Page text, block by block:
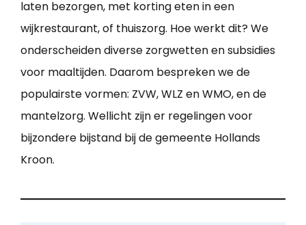
laten bezorgen, met korting eten in een
wijkrestaurant, of thuiszorg. Hoe werkt dit? We
onderscheiden diverse zorgwetten en subsidies
voor maaltijden. Daarom bespreken we de
populairste vormen: ZVW, WLZ en WMO, en de
mantelzorg. Wellicht zijn er regelingen voor
bijzondere bijstand bij de gemeente Hollands
Kroon.